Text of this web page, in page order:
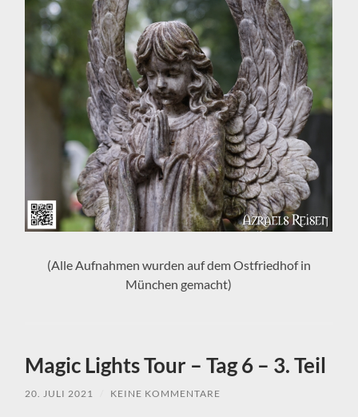
(Alle Aufnahmen wurden auf dem Ostfriedhof in
München gemacht)
Magic Lights Tour – Tag 6 – 3. Teil
20. JULI 2021 KEINE KOMMENTARE